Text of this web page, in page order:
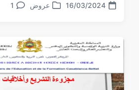
تاريخ16/03/2024 نشرعروض 1